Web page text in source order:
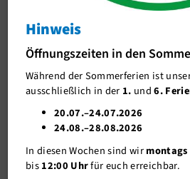
Ansprechpartner/in
Trainingszeiten
Ligabetrieb
Downloads+Links
Hinweis
Öffnungszeiten in den
Während der Sommerferien ist
ausschließlich in der 1. und6.
20.07.–24.07.2026
24.08.–28.08.2026
In diesen Wochen sind wir
bis12:00 Uhrfür euch erreichbar.